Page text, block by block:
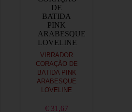
VIBRADOR
CORAÇÃO DE
BATIDA PINK
ARABESQUE
LOVELINE
€ 31,67